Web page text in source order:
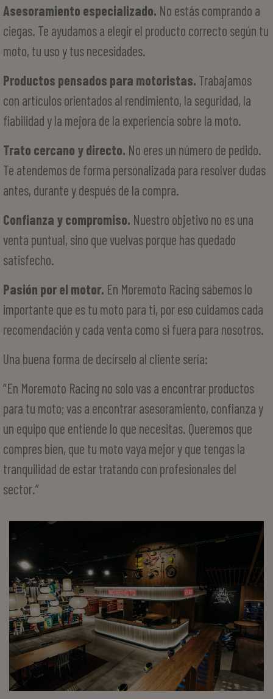
Asesoramiento especializado. No estás comprando a
ciegas. Te ayudamos a elegir el producto correcto según tu
moto, tu uso y tus necesidades.
Productos pensados para motoristas. Trabajamos
con artículos orientados al rendimiento, la seguridad, la
fiabilidad y la mejora de la experiencia sobre la moto.
Trato cercano y directo. No eres un número de pedido.
Te atendemos de forma personalizada para resolver dudas
antes, durante y después de la compra.
Confianza y compromiso. Nuestro objetivo no es una
venta puntual, sino que vuelvas porque has quedado
satisfecho.
Pasión por el motor. En Moremoto Racing sabemos lo
importante que es tu moto para ti, por eso cuidamos cada
recomendación y cada venta como si fuera para nosotros.
Una buena forma de decírselo al cliente sería:
“En Moremoto Racing no solo vas a encontrar productos
para tu moto; vas a encontrar asesoramiento, confianza y
un equipo que entiende lo que necesitas. Queremos que
compres bien, que tu moto vaya mejor y que tengas la
tranquilidad de estar tratando con profesionales del
sector.”